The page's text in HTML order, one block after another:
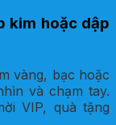
kim hoặc dập
vàng, bạc hoặc
và chạm tay.
VIP, quà tặng